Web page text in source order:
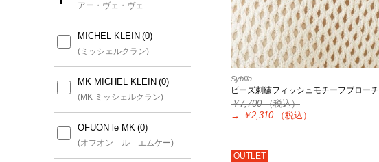
アー・ヴェ・ヴェ
すべて
a.v.v
(アー・ヴェ・ヴェ)
a.v.v MEN
(アー・ヴェ・ヴェ メン)
MICHEL KLEIN
(ミッシェルクラン)
MK MICHEL KLEIN
(MK ミッシェルクラン)
OFUON le MK
(オフオン ル エムケー)
Sybilla
ビーズ刺繍フィッシュモチーフブローチ
￥7,700（税込）
→
￥2,310 （税込）
OUTLET